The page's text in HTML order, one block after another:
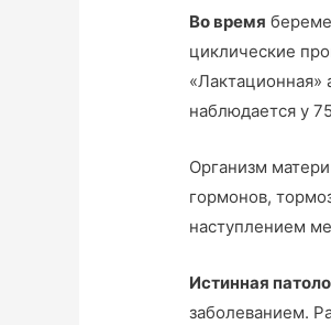
Во время
циклические
«Лактационная»
наблюдается у
Организм
гормонов,
наступлением
Истинная
заболеванием.